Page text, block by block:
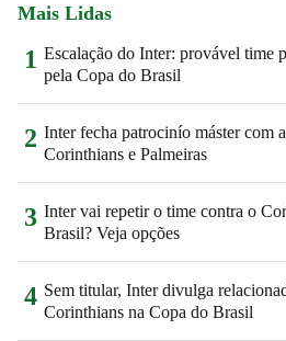
Mais Lidas
1 Escalação do Inter: provável time
pela Copa do Brasil
2 Inter fecha patrocinío máster com
Corinthians e Palmeiras
3 Inter vai repetir o time contra o
Brasil? Veja opções
4 Sem titular, Inter divulga
Corinthians na Copa do Brasil